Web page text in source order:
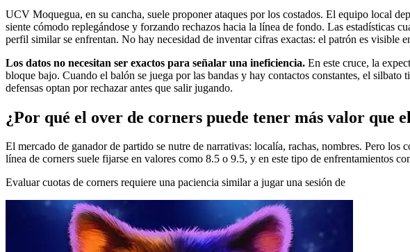
UCV Moquegua, en su cancha, suele proponer ataques por los costados. El equipo local
siente cómodo replegándose y forzando rechazos hacia la línea de fondo. Las estadísticas
perfil similar se enfrentan. No hay necesidad de inventar cifras exactas: el patrón es visible
Los datos no necesitan ser exactos para señalar una ineficiencia. En este cruce, la
bloque bajo. Cuando el balón se juega por las bandas y hay contactos constantes, el
defensas optan por rechazar antes que salir jugando.
¿Por qué el over de corners puede tener más valor que
El mercado de ganador de partido se nutre de narrativas: localía, rachas, nombres. Pero
línea de corners suele fijarse en valores como 8.5 o 9.5, y en este tipo de enfrentamientos
Evaluar cuotas de corners requiere una paciencia similar a jugar una sesión de